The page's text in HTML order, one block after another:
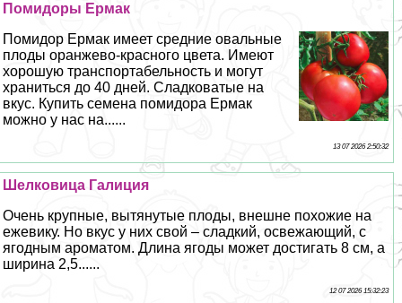
Помидоры Ермак
Помидор Ермак имеет средние овальные
плоды оранжево-красного цвета. Имеют
хорошую трaнcпортабельность и могут
храниться до 40 дней. Сладковатые на
вкус. Купить семена помидора Ермак
можно у нас на......
13 07 2026 2:50:32
Шелковица Галиция
Очень крупные, вытянутые плоды, внешне похожие на
ежевику. Но вкус у них свой – сладкий, освежающий, с
ягодным ароматом. Длина ягоды может достигать 8 см, а
ширина 2,5......
12 07 2026 15:32:23